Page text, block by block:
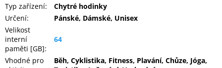
Typ zařízení:
Chytré hodinky
Určení:
Pánské, Dámské, Unisex
Velikost
interní
paměti [GB]:
64
Vhodné pro
Běh, Cyklistika, Fitness, Plavání, Chůze, Jóga,